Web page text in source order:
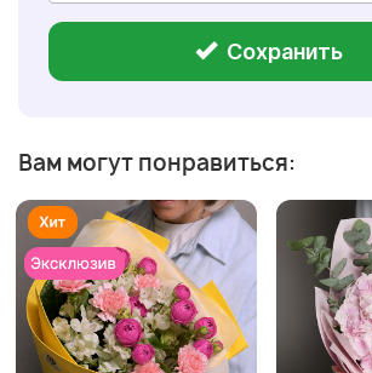
Сохранить
Вам могут понравиться: